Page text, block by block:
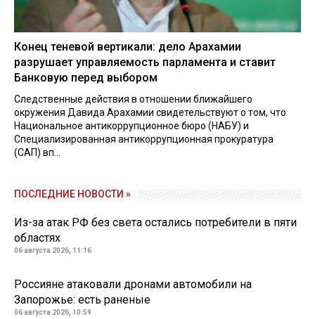
Конец теневой вертикали: дело Арахамии
разрушает управляемость парламента и ставит
Банковую перед выбором
Следственные действия в отношении ближайшего
окружения Давида Арахамии свидетельствуют о том, что
Национальное антикоррупционное бюро (НАБУ) и
Специализированная антикоррупционная прокуратура
(САП) вп...
ПОСЛЕДНИЕ НОВОСТИ »
Из-за атак РФ без света остались потребители в пяти
областях
06 августа 2026, 11:16
Россияне атаковали дронами автомобили на
Запорожье: есть раненые
06 августа 2026, 10:59